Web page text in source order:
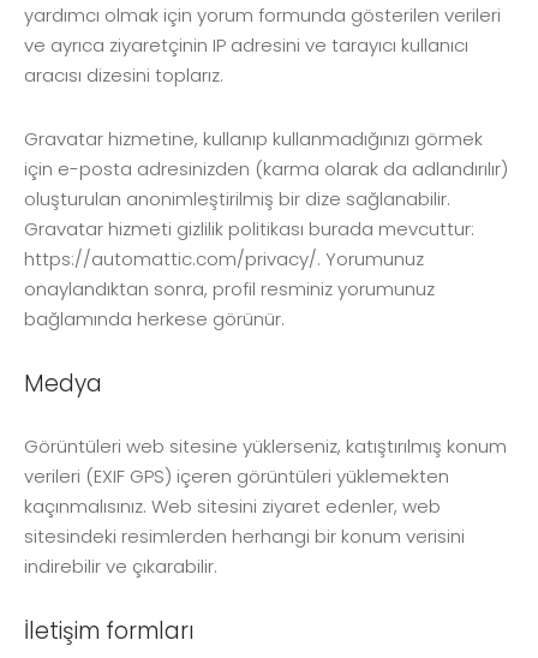
yardımcı olmak için yorum formunda gösterilen verileri
ve ayrıca ziyaretçinin IP adresini ve tarayıcı kullanıcı
aracısı dizesini toplarız.
Gravatar hizmetine, kullanıp kullanmadığınızı görmek
için e-posta adresinizden (karma olarak da adlandırılır)
oluşturulan anonimleştirilmiş bir dize sağlanabilir.
Gravatar hizmeti gizlilik politikası burada mevcuttur:
https://automattic.com/privacy/. Yorumunuz
onaylandıktan sonra, profil resminiz yorumunuz
bağlamında herkese görünür.
Medya
Görüntüleri web sitesine yüklerseniz, katıştırılmış konum
verileri (EXIF GPS) içeren görüntüleri yüklemekten
kaçınmalısınız. Web sitesini ziyaret edenler, web
sitesindeki resimlerden herhangi bir konum verisini
indirebilir ve çıkarabilir.
İletişim formları